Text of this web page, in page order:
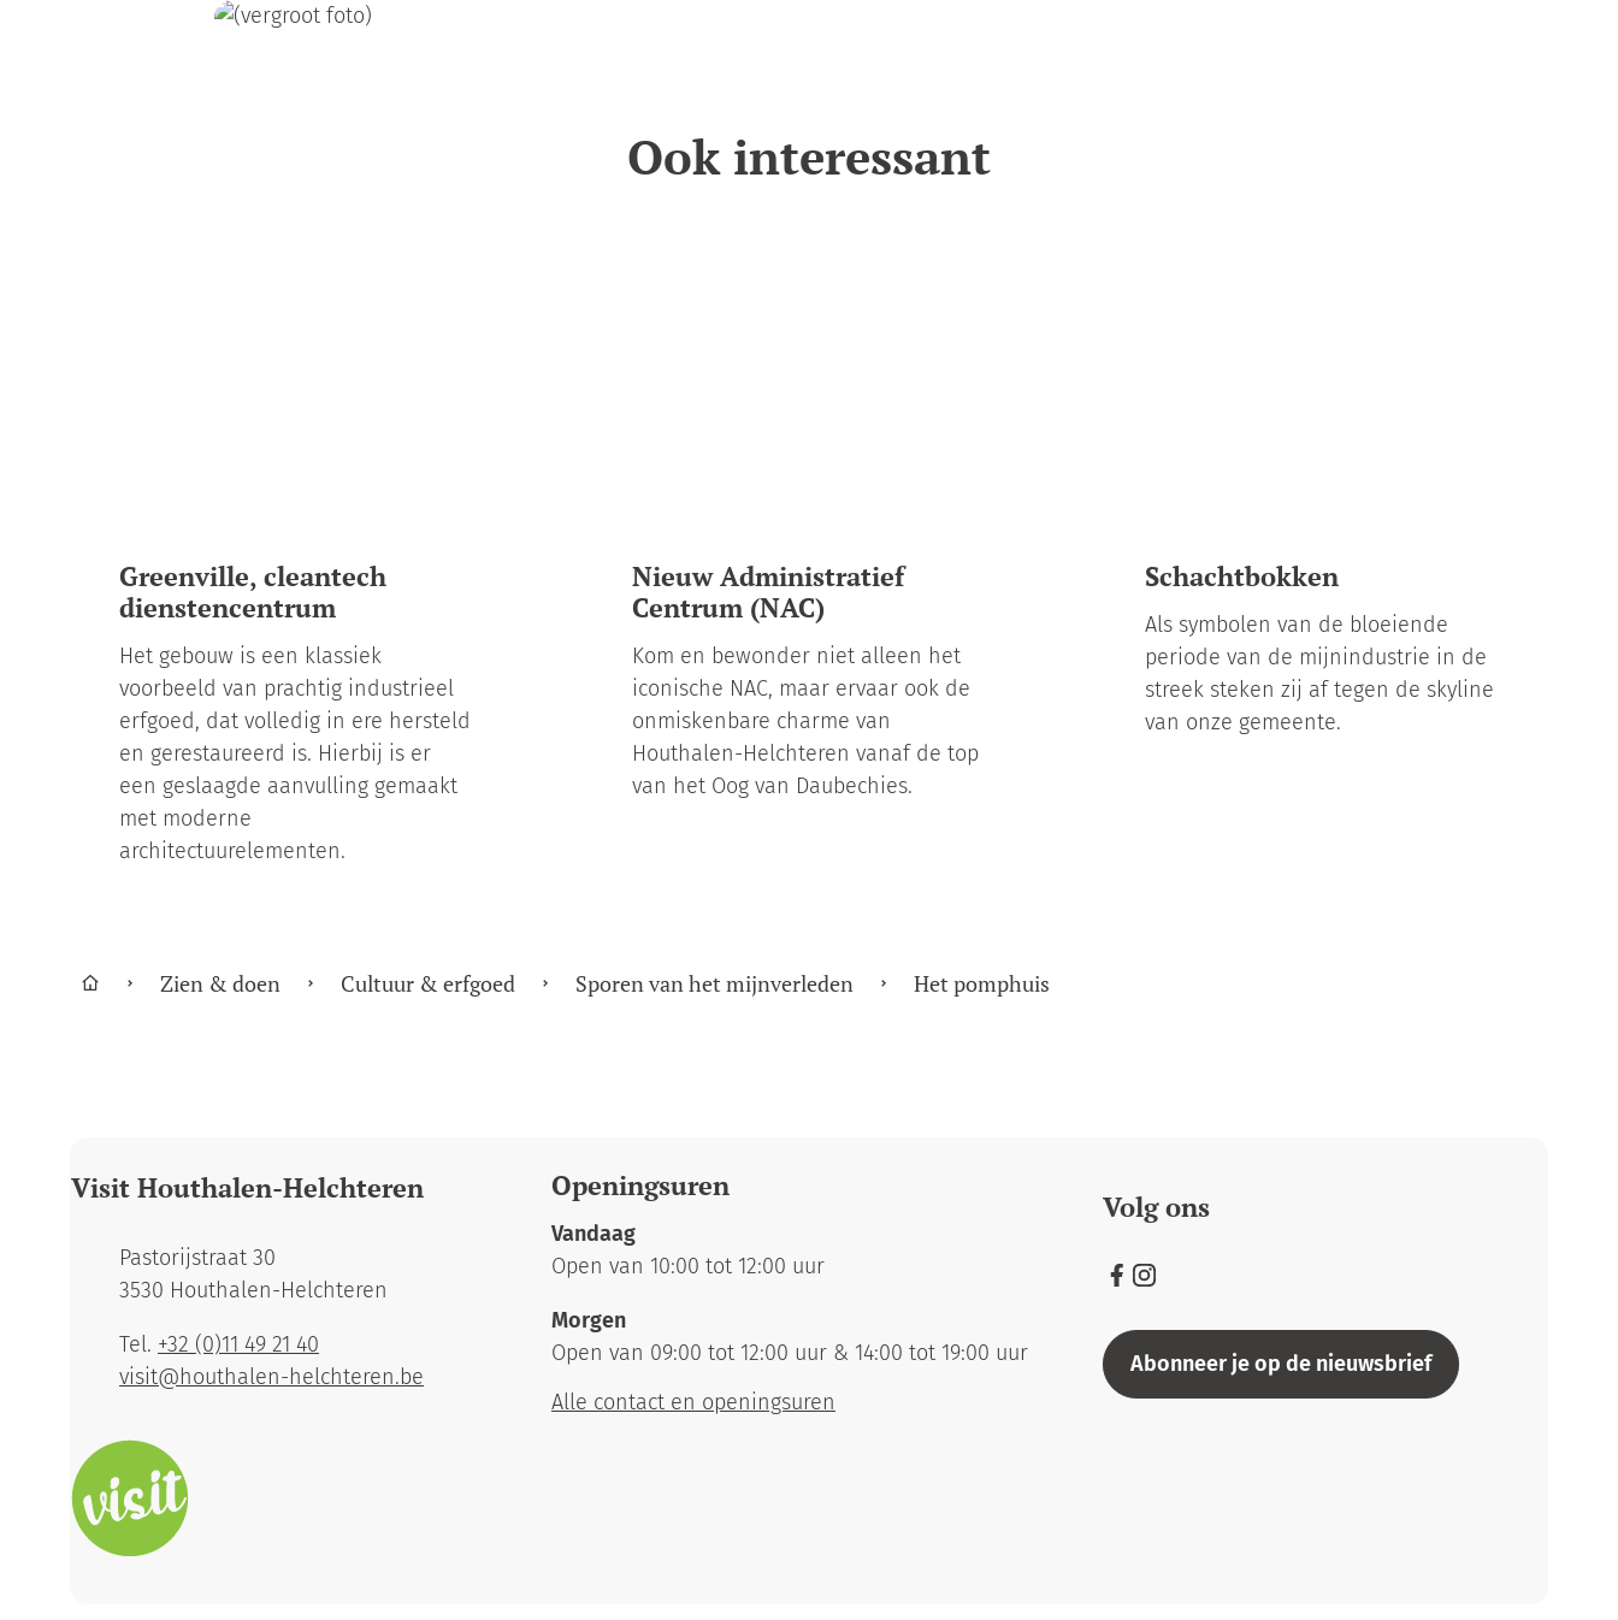
Ook interessant
Greenville, cleantech
dienstencentrum
Het gebouw is een klassiek
voorbeeld van prachtig industrieel
erfgoed, dat volledig in ere hersteld
en gerestaureerd is. Hierbij is er
een geslaagde aanvulling gemaakt
met moderne
architectuurelementen.
Nieuw Administratief
Centrum (NAC)
Kom en bewonder niet alleen het
iconische NAC, maar ervaar ook de
onmiskenbare charme van
Houthalen-Helchteren vanaf de top
van het Oog van Daubechies.
Schachtbokken
Als symbolen van de bloeiende
periode van de mijnindustrie in de
streek steken zij af tegen de skyline
van onze gemeente.
StartpaginaZien & doen Cultuur & erfgoed Sporen van het mijnverleden Het pomphuis
Visit Houthalen-Helchteren
AdresPastorijstraat 30
,3530 Houthalen-Helchteren
+32 (0)11 49 21 40
E-mailvisit@houthalen-helchteren.be
Openingsuren
Vandaag
Open van 10:00 tot 12:00 uur
Morgen
Open van 09:00 tot 12:00 uur & 14:00 tot 19:00 uur
Alle contact en openingsuren
Volg ons
Facebook
Instagram
Abonneer je op de nieuwsbrief